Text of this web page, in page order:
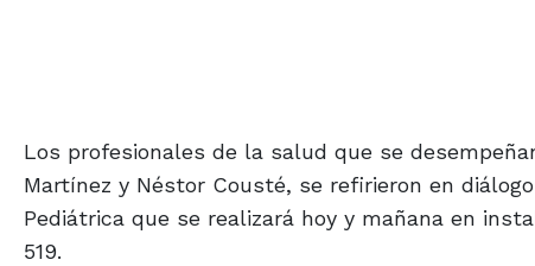
Los profesionales de la salud que se
Martínez y Néstor Cousté, se refirieron en
Pediátrica que se realizará hoy y mañana en
519.